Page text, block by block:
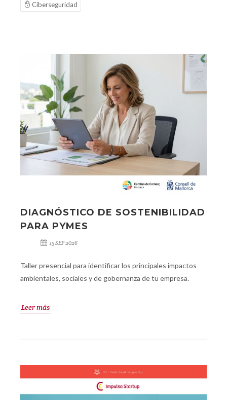
Ciberseguridad
DIAGNÓSTICO DE SOSTENIBILIDAD
PARA PYMES
15 SEP 2026
Taller presencial para identificar los principales impactos
ambientales, sociales y de gobernanza de tu empresa.
Leer más